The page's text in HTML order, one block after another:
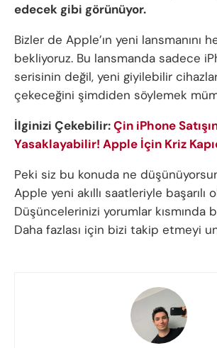
edecek gibi görünüyor.
Bizler de Apple’ın yeni lansmanını
bekliyoruz. Bu lansmanda sadece
serisinin değil, yeni giyilebilir
çekeceğini şimdiden söylemek
İlginizi Çekebilir:Çin iPhone
Yasaklayabilir! Apple İçin Kriz
Peki siz bu konuda ne
Apple yeni akıllı saatleriyle başarılı
Düşüncelerinizi yorumlar kısmında
Daha fazlası için bizi takip etmeyi